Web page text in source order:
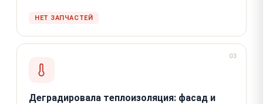
НЕТ ЗАПЧАСТЕЙ
03
Деградировала теплоизоляция: фасад и